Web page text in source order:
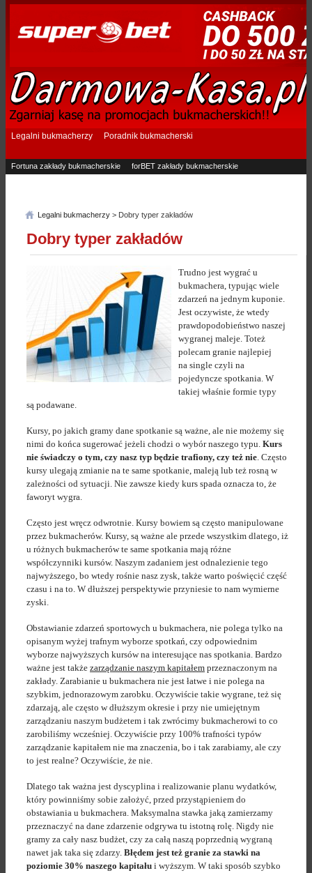
Legalni bukmacherzy Poradnik bukmacherski
Fortuna zakłady bukmacherskie
forBET zakłady bukmacherskie
Legalni bukmacherzy > Dobry typer zakładów
Dobry typer zakładów
Trudno jest wygrać u
bukmachera, typując wiele
zdarzeń na jednym kuponie.
Jest oczywiste, że wtedy
prawdopodobieństwo naszej
wygranej maleje. Toteż
polecam granie najlepiej
na single czyli na
pojedyncze spotkania. W
takiej właśnie formie typy
są podawane.
Kursy, po jakich gramy dane spotkanie są ważne, ale nie możemy się
nimi do końca sugerować jeżeli chodzi o wybór naszego typu. Kurs
nie świadczy o tym, czy nasz typ będzie trafiony, czy też nie. Często
kursy ulegają zmianie na te same spotkanie, maleją lub też rosną w
zależności od sytuacji. Nie zawsze kiedy kurs spada oznacza to, że
faworyt wygra.
Często jest wręcz odwrotnie. Kursy bowiem są często manipulowane
przez bukmacherów. Kursy, są ważne ale przede wszystkim dlatego, iż
u różnych bukmacherów te same spotkania mają różne
współczynniki kursów. Naszym zadaniem jest odnalezienie tego
najwyższego, bo wtedy rośnie nasz zysk, także warto poświęcić część
czasu i na to. W dłuższej perspektywie przyniesie to nam wymierne
zyski.
Obstawianie zdarzeń sportowych u bukmachera, nie polega tylko na
opisanym wyżej trafnym wyborze spotkań, czy odpowiednim
wyborze najwyższych kursów na interesujące nas spotkania. Bardzo
ważne jest także zarządzanie naszym kapitałem przeznaczonym na
zakłady. Zarabianie u bukmachera nie jest łatwe i nie polega na
szybkim, jednorazowym zarobku. Oczywiście takie wygrane, też się
zdarzają, ale często w dłuższym okresie i przy nie umiejętnym
zarządzaniu naszym budżetem i tak zwrócimy bukmacherowi to co
zarobiliśmy wcześniej. Oczywiście przy 100% trafności typów
zarządzanie kapitałem nie ma znaczenia, bo i tak zarabiamy, ale czy
to jest realne? Oczywiście, że nie.
Dlatego tak ważna jest dyscyplina i realizowanie planu wydatków,
który powinniśmy sobie założyć, przed przystąpieniem do
obstawiania u bukmachera. Maksymalna stawka jaką zamierzamy
przeznaczyć na dane zdarzenie odgrywa tu istotną rolę. Nigdy nie
gramy za cały nasz budżet, czy za całą naszą poprzednią wygraną
nawet jak taka się zdarzy. Błędem jest też granie za stawki na
poziomie 30% naszego kapitału i wyższym. W taki sposób szybko